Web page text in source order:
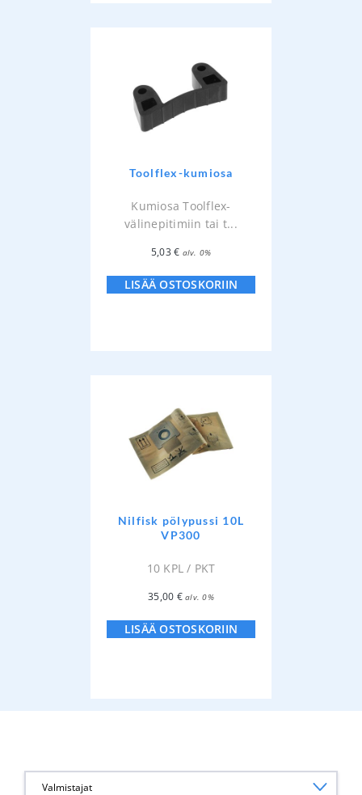
Toolflex-kumiosa
Kumiosa Toolflex-
välinepitimiin tai t...
5,03€ alv. 0%
LISÄÄ OSTOSKORIIN
Nilfisk pölypussi 10L
VP300
10 KPL / PKT
35,00 € alv. 0%
LISÄÄ OSTOSKORIIN
Valmistajat